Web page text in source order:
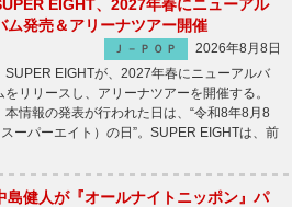
EIGHT、2027年春にニューアル
ム発売＆アリーナツアー開催
Ｊ－ＰＯＰ
2026年8月8日
SUPER EIGHTが、2027年春にニューアルバ
をリリースし、アリーナツアーを開催する。
本情報の発表が行われた日は、“令和8年8月8
ーパーエイト）の日”。SUPER EIGHTは、前
島健人が『オールナイトニッポン』パ